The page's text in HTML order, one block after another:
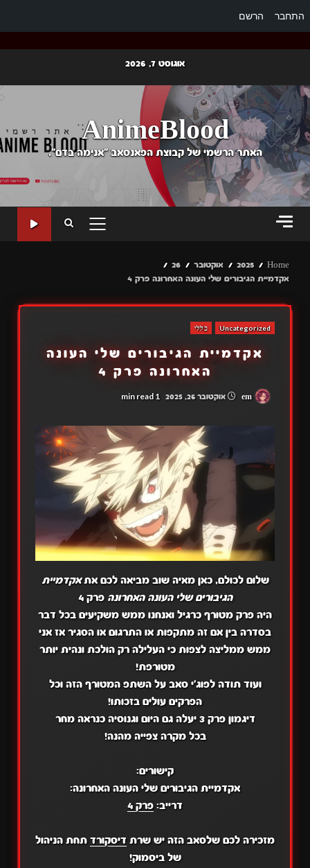
התחבר הרשם
content
אוגוסט 7, 2026
AnimeBlood
האתר הרשמי של קבוצת הפאנסאב "אנימה בדם".
PRIMARY
Home
2025 אוקטובר
26
אקדמיית הגיבורים שלי העונה האחרונה פרק 4
Uncategorized כללי
אקדמיית הגיבורים שלי העונה
האחרונה פרק 4
אוקטובר 26, 2025 1 min read
שלום לכולם, כאן מאיה שוב מביאה לכם אתאקדמיית
הגיבורים שלי העונה האחרונה פרק 4
היה פרק מטורף כרגיל ואנחנו ממש משקיעים בכל דבר
בסדרה בין אם זה מתקפות או התרגום או הסגיר אז אני
ממש ממליצה לצפות כי העלילה רק הולכת ונהית יותר
מטורפת!
ועוד תודה לפוג'י סאב על השתפ המטורף הזה וכל
הפרקים עולים בזכותו!
דיגמון פרק 3 יעלה גם היום וגנוסיה כנראה מחר
בכל מקרה צפייה מהנה!
קישורים:
אקדמיית הגיבורים שלי העונה האחרונה:
דרייב: פרק 4
מזכירה לכם שלסאב הזה יש שרת דיסקורד תחת הניהול
של ביסמוק!